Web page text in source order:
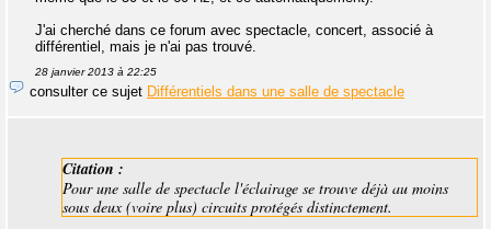
J'ai cherché dans ce forum avec spectacle, concert, associé à
différentiel, mais je n'ai pas trouvé.
28 janvier 2013 à 22:25
consulter ce sujet Différentiels dans une salle de spectacle
Citation :
Pour une salle de spectacle l'éclairage se trouve déjà au moins
sous deux (voire plus) circuits protégés distinctement.